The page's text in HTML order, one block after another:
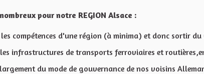
pour notre REGION Alsace :
compétences d'une région (à minima) et donc sortir du
infrastructures de transports ferroviaires et
du mode de gouvernance de nos voisins